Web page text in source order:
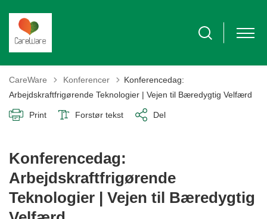
CareWare Tilbage til
Konferencer
Konferencedag:
Arbejdskraftfrigørende Teknologier | Vejen til Bæredygtig Velfærd
Print Forstør tekst Del
Konferencedag:
Arbejdskraftfrigørende
Teknologier | Vejen til Bæredygtig